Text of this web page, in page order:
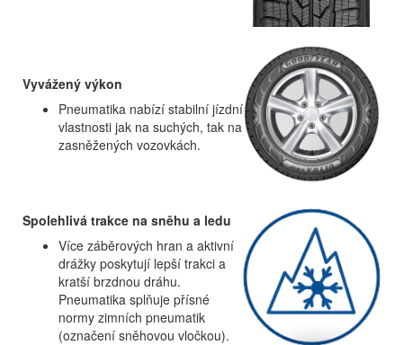
Vyvážený výkon
Pneumatika nabízí stabilní jízdní
vlastnosti jak na suchých, tak na
zasněžených vozovkách.
Spolehlivá trakce na sněhu a ledu
Více záběrových hran a aktivní
drážky poskytují lepší trakci a
kratší brzdnou dráhu.
Pneumatika splňuje přísné
normy zimních pneumatik
(označení sněhovou vločkou).